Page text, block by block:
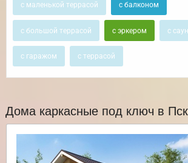
с маленькой террасой с балконом
с большой террасой с эркером с
с гаражом с террасой
Дома каркасные под ключ в